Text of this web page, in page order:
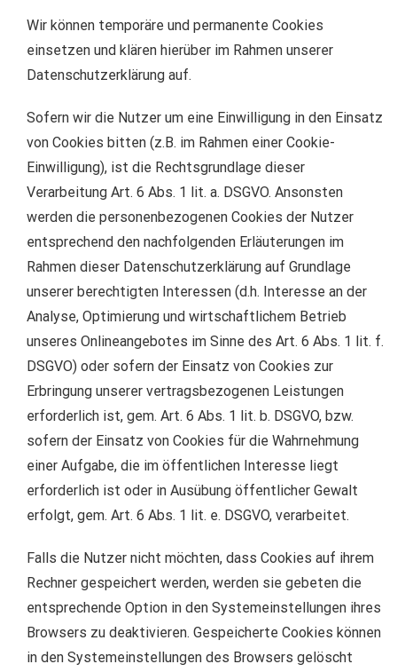
Wir können temporäre und permanente Cookies
einsetzen und klären hierüber im Rahmen unserer
Datenschutzerklärung auf.
Sofern wir die Nutzer um eine Einwilligung in den Einsatz
von Cookies bitten (z.B. im Rahmen einer Cookie-
Einwilligung), ist die Rechtsgrundlage dieser
Verarbeitung Art. 6 Abs. 1 lit. a. DSGVO. Ansonsten
werden die personenbezogenen Cookies der Nutzer
entsprechend den nachfolgenden Erläuterungen im
Rahmen dieser Datenschutzerklärung auf Grundlage
unserer berechtigten Interessen (d.h. Interesse an der
Analyse, Optimierung und wirtschaftlichem Betrieb
unseres Onlineangebotes im Sinne des Art. 6 Abs. 1 lit. f.
DSGVO) oder sofern der Einsatz von Cookies zur
Erbringung unserer vertragsbezogenen Leistungen
erforderlich ist, gem. Art. 6 Abs. 1 lit. b. DSGVO, bzw.
sofern der Einsatz von Cookies für die Wahrnehmung
einer Aufgabe, die im öffentlichen Interesse liegt
erforderlich ist oder in Ausübung öffentlicher Gewalt
erfolgt, gem. Art. 6 Abs. 1 lit. e. DSGVO, verarbeitet.
Falls die Nutzer nicht möchten, dass Cookies auf ihrem
Rechner gespeichert werden, werden sie gebeten die
entsprechende Option in den Systemeinstellungen ihres
Browsers zu deaktivieren. Gespeicherte Cookies können
in den Systemeinstellungen des Browsers gelöscht